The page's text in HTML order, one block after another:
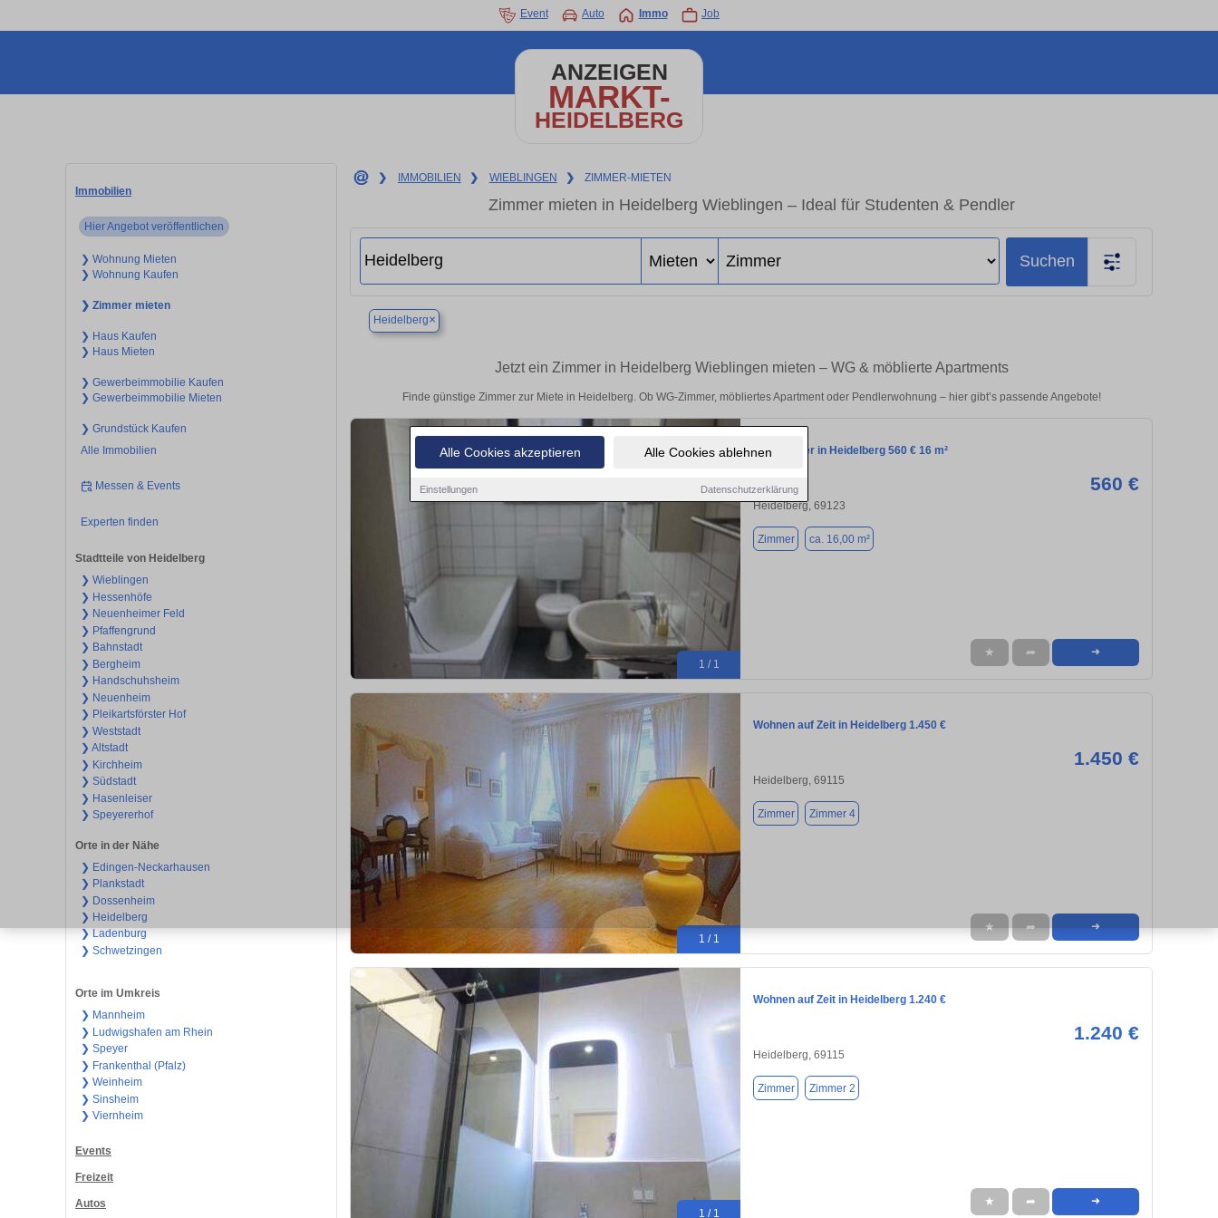
Alle Cookies akzeptieren Alle Cookies ablehnen
Einstellungen Datenschutzerklärung
Event Auto Immo Job
ANZEIGEN
MARKT-
HEIDELBERG
Immobilien
Hier Angebot veröffentlichen
❯ Wohnung Mieten
❯ Wohnung Kaufen
❯ Zimmer mieten
❯ Haus Kaufen
❯ Haus Mieten
❯ Gewerbeimmobilie Kaufen
❯ Gewerbeimmobilie Mieten
❯ Grundstück Kaufen
Alle Immobilien
Messen & Events
Experten finden
Stadtteile von Heidelberg
❯ Wieblingen
❯ Hessenhöfe
❯ Neuenheimer Feld
❯ Pfaffengrund
❯ Bahnstadt
❯ Bergheim
❯ Handschuhsheim
❯ Neuenheim
❯ Pleikartsförster Hof
❯ Weststadt
❯ Altstadt
❯ Kirchheim
❯ Südstadt
❯ Hasenleiser
❯ Speyererhof
Orte in der Nähe
❯ Edingen-Neckarhausen
❯ Plankstadt
❯ Dossenheim
❯ Heidelberg
❯ Ladenburg
❯ Schwetzingen
Orte im Umkreis
❯ Mannheim
❯ Ludwigshafen am Rhein
❯ Speyer
❯ Frankenthal (Pfalz)
❯ Weinheim
❯ Sinsheim
❯ Viernheim
Events
Freizeit
Autos
❯ IMMOBILIEN ❯ WIEBLINGEN ❯ ZIMMER-MIETEN
Zimmer mieten in Heidelberg Wieblingen – Ideal für Studenten & Pendler
Suchen
Heidelberg×
Jetzt ein Zimmer in Heidelberg Wieblingen mieten – WG & möblierte Apartments
Finde günstige Zimmer zur Miete in Heidelberg. Ob WG-Zimmer, möbliertes Apartment oder Pendlerwohnung – hier gibt’s passende Angebote!
1 / 1
WG-Zimmer in Heidelberg 560 € 16 m²
560 €
Heidelberg, 69123
Zimmer ca. 16,00 m²
★ ➦ ➜
1 / 1
Wohnen auf Zeit in Heidelberg 1.450 €
1.450 €
Heidelberg, 69115
Zimmer Zimmer 4
★ ➦ ➜
1 / 1
Wohnen auf Zeit in Heidelberg 1.240 €
1.240 €
Heidelberg, 69115
Zimmer Zimmer 2
★ ➦ ➜